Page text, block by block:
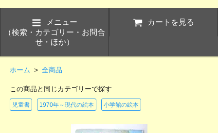
メニュー
（検索・カテゴリー・お問合
せ・ほか）
カートを見る
ホーム > 全商品
この商品と同じカテゴリーで探す
児童書 1970年～現代の絵本 小学館の絵本